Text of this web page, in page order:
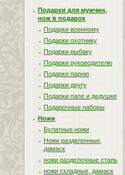
Подарки для мужчин,
нож в подарок
Подарки военному
Подарки охотнику
Подарки рыбаку
Подарки руководителю
Подарки парню
Подарки другу
Подарки папе и дедушке
Подарочные наборы
Ножи
Булатные ножи
Ножи разделочные,
дамаск
ножи разделочные сталь
ножи складные, дамаск